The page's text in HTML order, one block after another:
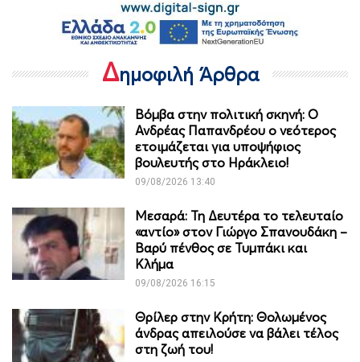
Δημοφιλή Άρθρα
Βόμβα στην πολιτική σκηνή: Ο
Ανδρέας Παπανδρέου ο νεότερος
ετοιμάζεται για υποψήφιος
βουλευτής στο Ηράκλειο!
09/08/2026 13:40
Μεσαρά: Τη Δευτέρα το τελευταίο
«αντίο» στον Γιώργο Σπανουδάκη –
Βαρύ πένθος σε Τυμπάκι και
Κλήμα
09/08/2026 16:15
Θρίλερ στην Κρήτη: Θολωμένος
άνδρας απειλούσε να βάλει τέλος
στη ζωή του!